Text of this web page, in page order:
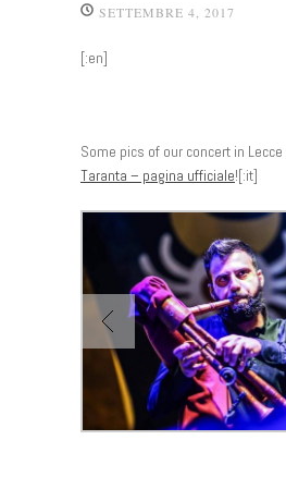
SETTEMBRE 4, 2017
[:en]
Some pics of our concert in Lecce
Taranta – pagina ufficiale![:it]